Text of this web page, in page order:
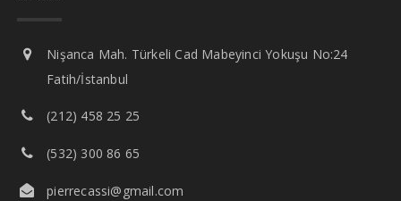
Nişanca Mah. Türkeli Cad Mabeyinci Yokuşu No:24
Fatih/İstanbul
(212) 458 25 25
(532) 300 86 65
pierrecassi@gmail.com